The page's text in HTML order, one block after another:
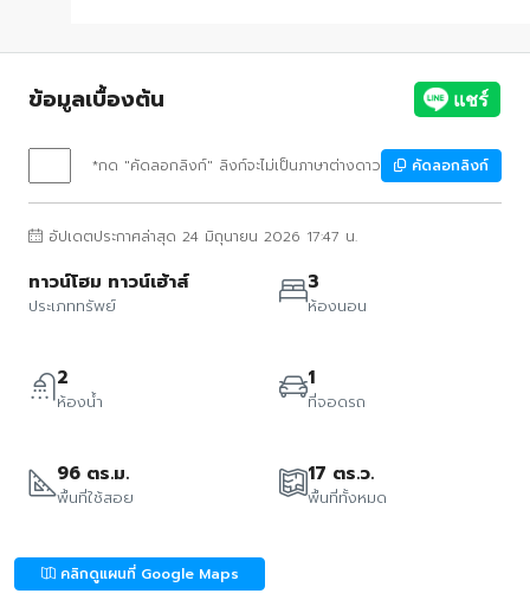
ข้อมูลเบื้องต้น
*กด "คัดลอกลิงก์" ลิงก์จะไม่เป็นภาษาต่างดาว คัดลอกลิงก์
อัปเดตประกาศล่าสุด 24 มิถุนายน 2026 17:47 น.
ทาวน์โฮม ทาวน์เฮ้าส์
ประเภททรัพย์
3
ห้องนอน
2
ห้องน้ำ
1
ที่จอดรถ
96 ตร.ม.
พื้นที่ใช้สอย
17 ตร.ว.
พื้นที่ทั้งหมด
คลิกดูแผนที่ Google Maps